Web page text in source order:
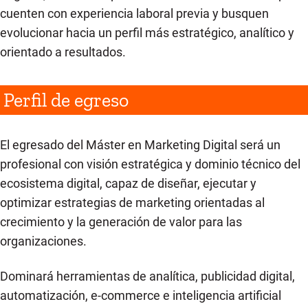
cuenten con experiencia laboral previa y busquen
evolucionar hacia un perfil más estratégico, analítico y
orientado a resultados.
Perfil de egreso
El egresado del Máster en Marketing Digital será un
profesional con visión estratégica y dominio técnico del
ecosistema digital, capaz de diseñar, ejecutar y
optimizar estrategias de marketing orientadas al
crecimiento y la generación de valor para las
organizaciones.
Dominará herramientas de analítica, publicidad digital,
automatización, e-commerce e inteligencia artificial